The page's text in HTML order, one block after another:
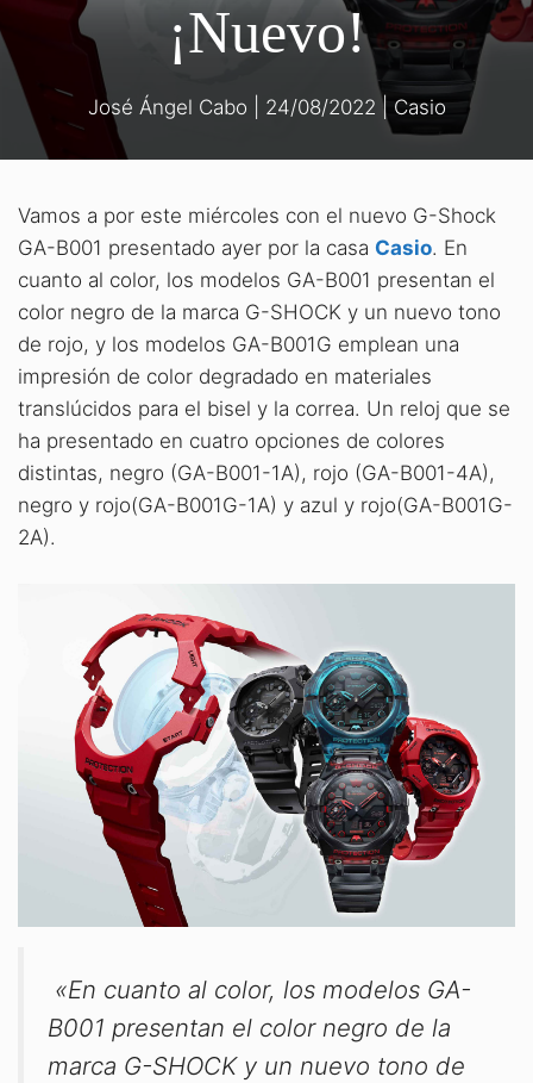
¡Nuevo!
José Ángel Cabo 24/08/2022 | Casio
Vamos a por este miércoles con el nuevo G-Shock
GA-B001 presentado ayer por la casa Casio. En
cuanto al color, los modelos GA-B001 presentan el
color negro de la marca G-SHOCK y un nuevo tono
de rojo, y los modelos GA-B001G emplean una
impresión de color degradado en materiales
translúcidos para el bisel y la correa. Un reloj que se
ha presentado en cuatro opciones de colores
distintas, negro (GA-B001-1A), rojo (GA-B001-4A),
negro y rojo(GA-B001G-1A) y azul y rojo(GA-B001G-
2A).
«En cuanto al color, los modelos GA-
B001 presentan el color negro de la
marca G-SHOCK y un nuevo tono de